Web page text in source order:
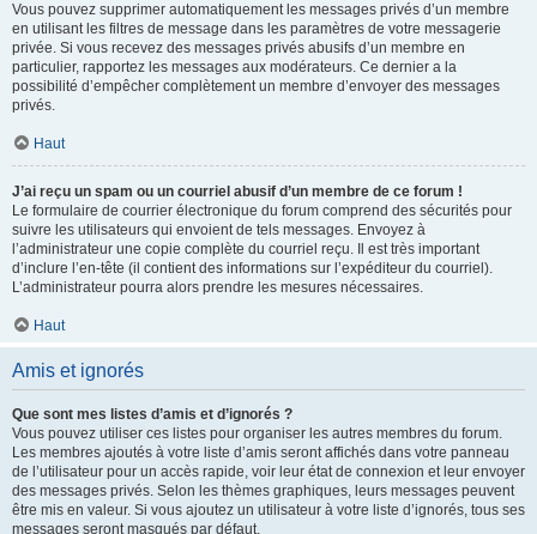
Vous pouvez supprimer automatiquement les messages privés d’un membre
en utilisant les filtres de message dans les paramètres de votre messagerie
privée. Si vous recevez des messages privés abusifs d’un membre en
particulier, rapportez les messages aux modérateurs. Ce dernier a la
possibilité d’empêcher complètement un membre d’envoyer des messages
privés.
Haut
J’ai reçu un spam ou un courriel abusif d’un membre de ce forum !
Le formulaire de courrier électronique du forum comprend des sécurités pour
suivre les utilisateurs qui envoient de tels messages. Envoyez à
l’administrateur une copie complète du courriel reçu. Il est très important
d’inclure l’en-tête (il contient des informations sur l’expéditeur du courriel).
L’administrateur pourra alors prendre les mesures nécessaires.
Haut
Amis et ignorés
Que sont mes listes d’amis et d’ignorés ?
Vous pouvez utiliser ces listes pour organiser les autres membres du forum.
Les membres ajoutés à votre liste d’amis seront affichés dans votre panneau
de l’utilisateur pour un accès rapide, voir leur état de connexion et leur envoyer
des messages privés. Selon les thèmes graphiques, leurs messages peuvent
être mis en valeur. Si vous ajoutez un utilisateur à votre liste d’ignorés, tous ses
messages seront masqués par défaut.